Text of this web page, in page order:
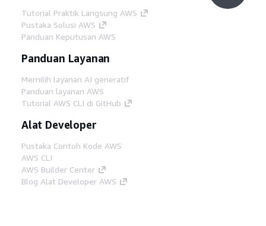
Tutorial Praktik Langsung AWS
Pustaka Solusi AWS
Panduan Keputusan AWS
Panduan Layanan
Memilih layanan AI generatif
Panduan layanan AWS
Tutorial AWS CLI di GitHub
Alat Developer
Pustaka Contoh Kode AWS
AWS CLI
AWS Builder Center
Blog Alat Developer AWS